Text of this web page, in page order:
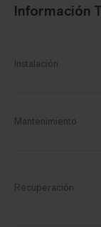
Información
Instalación
Mantenimiento
Recuperación